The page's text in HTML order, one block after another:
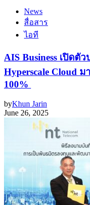
News
สื่อสาร
ไอที
AIS Business เปิดตั
Hyperscale Cloud
100%
byKhun Jarin
June 26, 2025